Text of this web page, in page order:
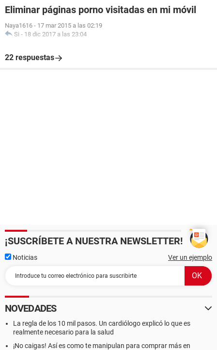
Eliminar páginas porno visitadas en mi móvil
Naya1616 - 17 mar 2015 a las 02:19
Si - 18 dic 2017 a las 23:04
22 respuestas
¡SUSCRÍBETE A NUESTRA NEWSLETTER!
Noticias Ver un ejemplo
NOVEDADES
La regla de los 10 mil pasos. Un cardiólogo explicó lo que es
realmente necesario para la salud
¡No caigas! Así es como te manipulan para comprar más en